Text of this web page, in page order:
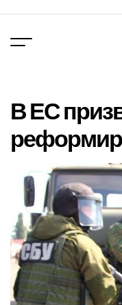
вмісту
В ЕС